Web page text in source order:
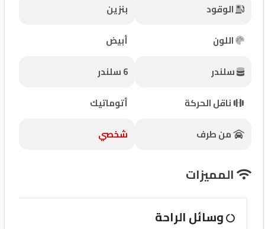
إتصل
بنا
المنتدى
كيو
نمبر
كيو
كارز
الوقود
بنزين
اللون
أبيض
سلندر
6 سلندر
ناقل الحركة
أتوماتيك
من طرف
شخصي
المميزات
وسائل الراحة